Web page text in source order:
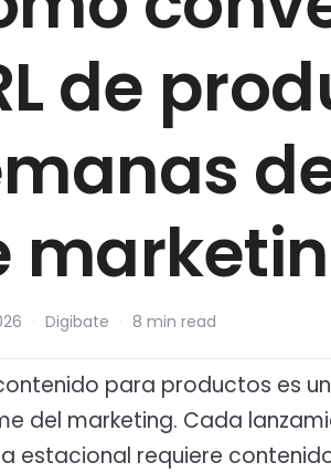
de
· Digibate · 8 min read
para productos es
del marketing. Cada
estacional requiere